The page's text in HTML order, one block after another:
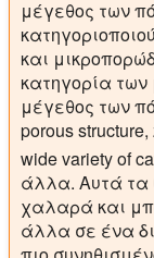
μέγεθος των
και
κατηγορία
μέγεθος των
porous
wide variety of
άλλα. Αυτά τα
χαλαρά και
άλλα σε ένα